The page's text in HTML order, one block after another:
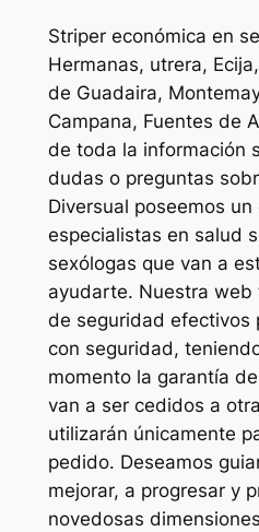
Striper económica en
Hermanas, utrera,
de Guadaira,
Campana, Fuentes de
de toda la información
dudas o preguntas
Diversual poseemos un
especialistas en salud
sexólogas que van a
ayudarte. Nuestra web
de seguridad efectivos
con seguridad,
momento la garantía
van a ser cedidos a
utilizarán únicamente
pedido. Deseamos
mejorar, a progresar y
novedosas